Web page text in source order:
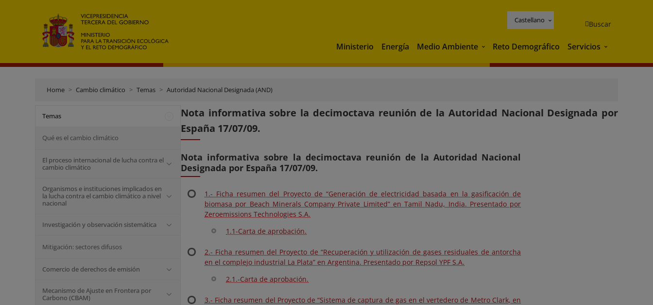
Castellano Buscar
Ministerio Energía Medio Ambiente Medio Ambiente
Reto Demográfico Servicios Servicios
Home Cambio climático Temas Autoridad Nacional Designada (AND)
Temas
Qué es el cambio climático
El proceso internacional de lucha contra el
cambio climático
Organismos e instituciones implicados en
la lucha contra el cambio climático a nivel
nacional
Investigación y observación sistemática
Mitigación: sectores difusos
Comercio de derechos de emisión
Mecanismo de Ajuste en Frontera por
Carbono (CBAM)
Nota informativa sobre la decimoctava reunión de la Autoridad Nacional Designada por
España 17/07/09.
Nota informativa sobre la decimoctava reunión de la Autoridad Nacional
Designada por España 17/07/09.
1.- Ficha resumen del Proyecto de “Generación de electricidad basada en la gasificación de
biomasa por Beach Minerals Company Private Limited” en Tamil Nadu, India. Presentado por
Zeroemissions Technologies S.A.
1.1-Carta de aprobación.
2.- Ficha resumen del Proyecto de “Recuperación y utilización de gases residuales de antorcha
en el complejo industrial La Plata” en Argentina. Presentado por Repsol YPF S.A.
2.1.-Carta de aprobación.
3.- Ficha resumen del Proyecto de “Sistema de captura de gas en el vertedero de Metro Clark, en